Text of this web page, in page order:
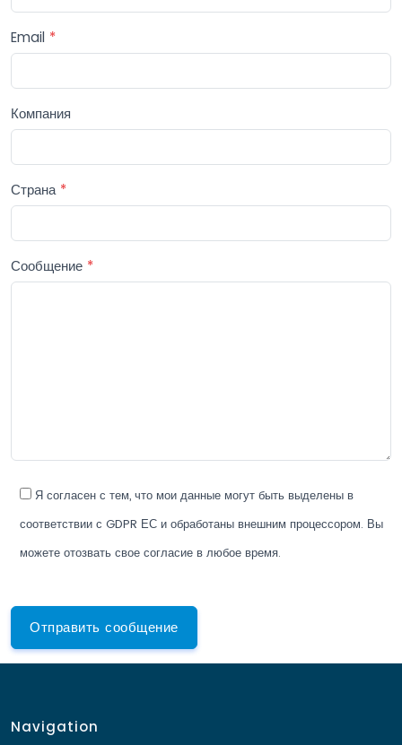
Email *
Компания
Страна*
Сообщение *
Я согласен с тем, что мои данные могут быть выделены в
соответствии с GDPR ЕС и обработаны внешним процессором. Вы
можете отозвать свое согласие в любое время.
Navigation